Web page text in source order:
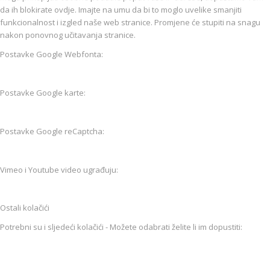
da ih blokirate ovdje. Imajte na umu da bi to moglo uvelike smanjiti
funkcionalnost i izgled naše web stranice. Promjene će stupiti na snagu
nakon ponovnog učitavanja stranice.
Postavke Google Webfonta:
Postavke Google karte:
Postavke Google reCaptcha:
Vimeo i Youtube video ugrađuju:
Ostali kolačići
Potrebni su i sljedeći kolačići - Možete odabrati želite li im dopustiti: